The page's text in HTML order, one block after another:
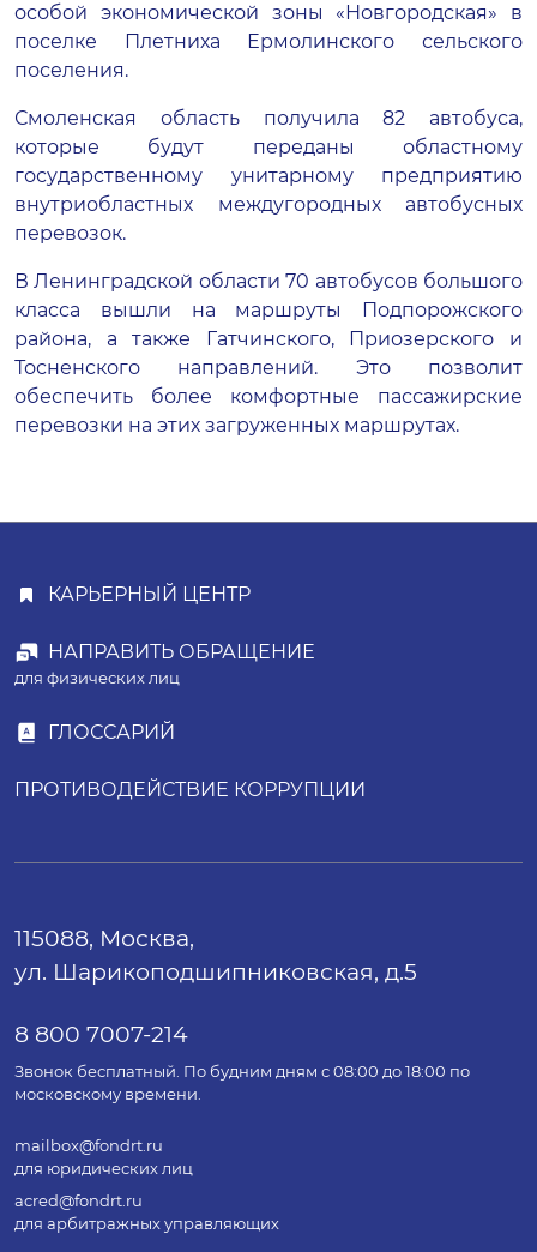
особой экономической зоны «Новгородская» в
поселке Плетниха Ермолинского сельского
поселения.
Смоленская область получила 82 автобуса,
которые будут переданы областному
государственному унитарному предприятию
внутриобластных междугородных автобусных
перевозок.
В Ленинградской области 70 автобусов большого
класса вышли на маршруты Подпорожского
района, а также Гатчинского, Приозерского и
Тосненского направлений. Это позволит
обеспечить более комфортные пассажирские
перевозки на этих загруженных маршрутах.
КАРЬЕРНЫЙ ЦЕНТР
НАПРАВИТЬ ОБРАЩЕНИЕ
для физических лиц
ГЛОССАРИЙ
ПРОТИВОДЕЙСТВИЕ КОРРУПЦИИ
115088, Москва,
ул. Шарикоподшипниковская, д.5
8 800 7007-214
Звонок бесплатный. По будним дням с 08:00 до 18:00 по
московскому времени.
mailbox@fondrt.ru
для юридических лиц
acred@fondrt.ru
для арбитражных управляющих